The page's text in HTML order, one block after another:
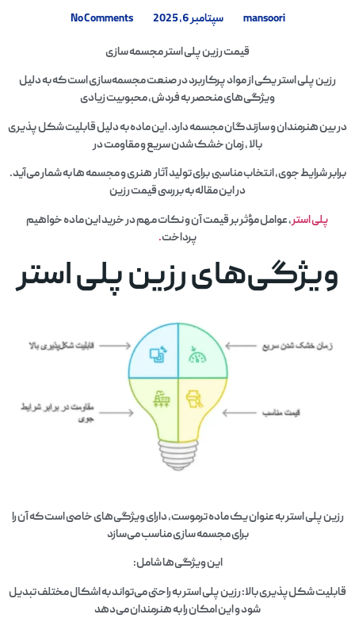
mansoori سپتامبر 6, 2025 No Comments
قیمت رزین پلی استر مجسمه سازی
رزین پلی استر یکی از مواد پرکاربرد در صنعت مجسمه‌سازی است که به دلیل
ویژگی‌های منحصر به فردش، محبوبیت زیادی
در بین هنرمندان و سازندگان مجسمه دارد. این ماده به دلیل قابلیت شکل‌ پذیری
بالا ، زمان خشک شدن سریع و مقاومت در
برابر شرایط جوی، انتخاب مناسبی برای تولید آثار هنری و مجسمه‌ ها به شمار می‌آید.
در این مقاله به بررسی قیمت رزین
پلی استر، عوامل مؤثر بر قیمت آن و نکات مهم در خرید این ماده خواهیم
پرداخت.
ویژگی‌های رزین پلی استر
رزین پلی استر به عنوان یک ماده ترموست، دارای ویژگی‌های خاصی است که آن را
برای مجسمه‌ سازی مناسب می‌سازد
این ویژگی‌ها شامل:
قابلیت شکل‌پذیری بالا: رزین پلی استر به راحتی می‌تواند به اشکال مختلف تبدیل
شود و این امکان را به هنرمندان می‌دهد